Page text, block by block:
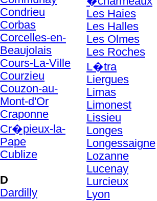
Condrieu
Corbas
Corcelles-en-
Beaujolais
Cours-La-Ville
Courzieu
Couzon-au-
Mont-d'Or
Craponne
Cr�pieux-la-
Pape
Cublize
D
Dardilly
Les Haies
Les Halles
Les Olmes
Les Roches
L�tra
Liergues
Limas
Limonest
Lissieu
Longes
Longessaigne
Lozanne
Lucenay
Lurcieux
Lyon